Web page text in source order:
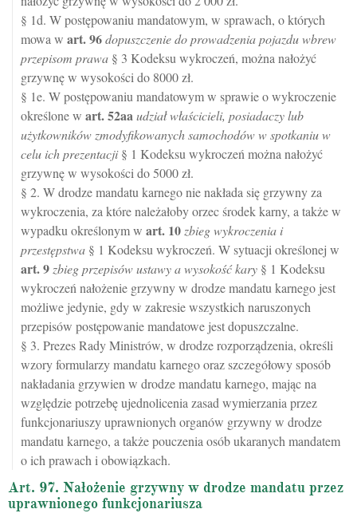
§ 1d. W postępowaniu mandatowym, w sprawach, o których
mowa w art.96dopuszczenie do prowadzenia pojazdu wbrew
przepisom prawa § 3 Kodeksu wykroczeń, można nałożyć
grzywnę w wysokości do 8000 zł.
§ 1e. W postępowaniu mandatowym w sprawie o wykroczenie
określone w art.52aaudział właścicieli, posiadaczy lub
użytkowników zmodyfikowanych samochodów w spotkaniu w
celu ich prezentacji§ 1 Kodeksu wykroczeń można nałożyć
grzywnę w wysokości do 5000 zł.
§ 2. W drodze mandatu karnego nie nakłada się grzywny za
wykroczenia, za które należałoby orzec środek karny, a także w
wypadku określonym w art. 10 zbieg wykroczenia i
przestępstwa § 1 Kodeksu wykroczeń. W sytuacji określonej w
art.9 zbieg przepisów ustawy a wysokość kary § 1 Kodeksu
wykroczeń nałożenie grzywny w drodze mandatu karnego jest
możliwe jedynie, gdy w zakresie wszystkich naruszonych
przepisów postępowanie mandatowe jest dopuszczalne.
§ 3. Prezes Rady Ministrów, w drodze rozporządzenia, określi
wzory formularzy mandatu karnego oraz szczegółowy sposób
nakładania grzywien w drodze mandatu karnego, mając na
względzie potrzebę ujednolicenia zasad wymierzania przez
funkcjonariuszy uprawnionych organów grzywny w drodze
mandatu karnego, a także pouczenia osób ukaranych mandatem
o ich prawach i obowiązkach.
Art. 97. Nałożenie grzywny w drodze mandatu przez
uprawnionego funkcjonariusza